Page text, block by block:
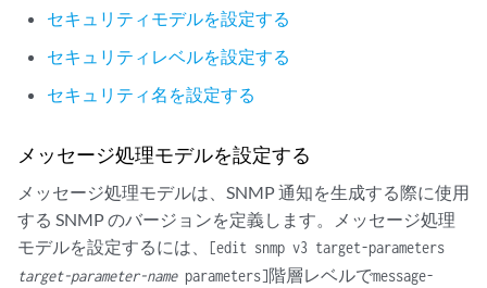
セキュリティモデルを設定する
セキュリティレベルを設定する
セキュリティ名を設定する
メッセージ処理モデルを設定する
メッセージ処理モデルは、SNMP 通知を生成する際に使用
する SNMP のバージョンを定義します。メッセージ処理
モデルを設定するには、
[edit snmp v3 target-parameters
target-parameter-nameparameters]階層レベルでmessage-